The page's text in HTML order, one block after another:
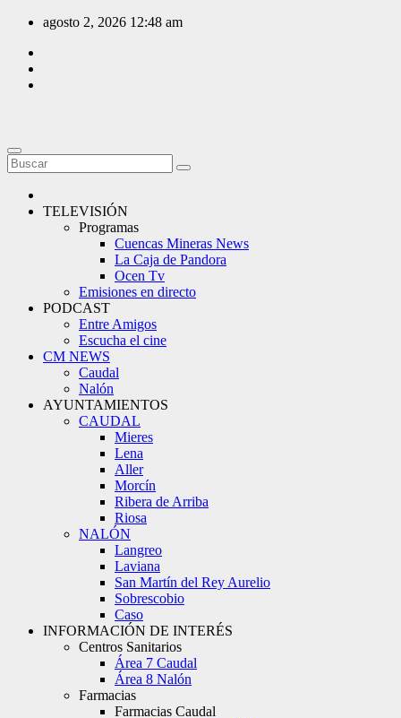
Saltar
contenido
agosto 2, 2026 12:48 am
TELEVISIÓN
Programas
Cuencas Mineras News
La Caja de Pandora
Ocen Tv
Emisiones en directo
PODCAST
Entre Amigos
Escucha el cine
CM NEWS
Caudal
Nalón
AYUNTAMIENTOS
CAUDAL
Mieres
Lena
Aller
Morcín
Ribera de Arriba
Riosa
NALÓN
Langreo
Laviana
San Martín del Rey Aurelio
Sobrescobio
Caso
INFORMACIÓN DE INTERÉS
Centros Sanitarios
Área 7 Caudal
Área 8 Nalón
Farmacias
Farmacias Caudal